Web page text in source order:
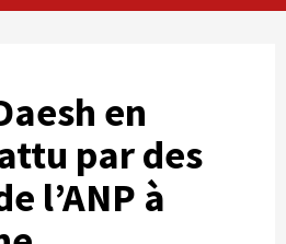
en
par des
l’ANP à